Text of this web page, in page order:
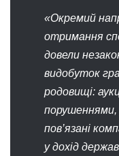
«Окремий
отримання
довели
видобуток
родовищі:
порушеннями,
пов’язані
у дохід